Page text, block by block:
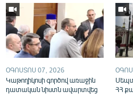
English
Русский
ՀԵՏԵՎԵՔ ՄԵԶ
ՕԳՈՍՏՈՍ 07, 2026
Կաթողիկոսի գործով առաջին
դատական նիստն ավարտվեց
ՀՀ